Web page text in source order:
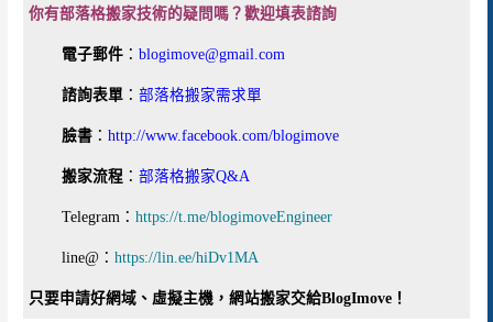
你有部落格搬家技術的疑問嗎？歡迎填表諮詢
電子郵件 ：blogimove@gmail.com
諮詢表單 ：部落格搬家需求單
臉書 ：http://www.facebook.com/blogimove
搬家流程 ：部落格搬家Q&A
Telegram：https://t.me/blogimoveEngineer
line@：https://lin.ee/hiDv1MA
只要申請好網域、虛擬主機，網站搬家交給BlogImove！